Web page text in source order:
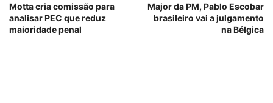
Motta cria comissão para
analisar PEC que reduz
maioridade penal
Major da PM, Pablo Escobar
brasileiro vai a julgamento
na Bélgica